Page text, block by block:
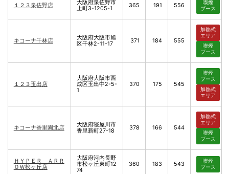
１２３泉佐野店
大阪府泉佐野市
上町3-1205-1
365 191 556
喫煙
ブース
キコーナ千林店
大阪府大阪市旭
区千林2-11-17
371 184 555
加熱式
エリア
喫煙
ブース
１２３玉出店
大阪府大阪市西
成区玉出中2-5-
1
370 175 545
喫煙
ブース
加熱式
エリア
キコーナ香里園北店
大阪府寝屋川市
香里新町27-18
378 166 544
加熱式
エリア
喫煙
ブース
ＨＹＰＥＲ ＡＲＲ
ＯＷ松ヶ丘店
大阪府河内長野
市松ヶ丘東町12
74
360 183 543
喫煙
ブース